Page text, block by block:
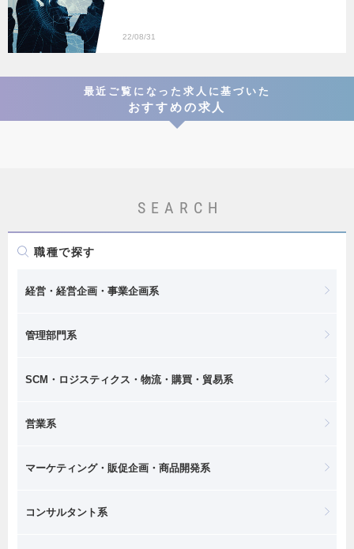
22/08/31
最近ご覧になった求人に基づいた
おすすめの求人
SEARCH
職種で探す
経営・経営企画・事業企画系
管理部門系
SCM・ロジスティクス・物流・購買・貿易系
営業系
マーケティング・販促企画・商品開発系
コンサルタント系